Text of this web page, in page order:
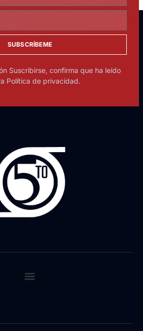
SUBSCRÍBEME
Suscribirse, confirma que ha leído
Política de privacidad.